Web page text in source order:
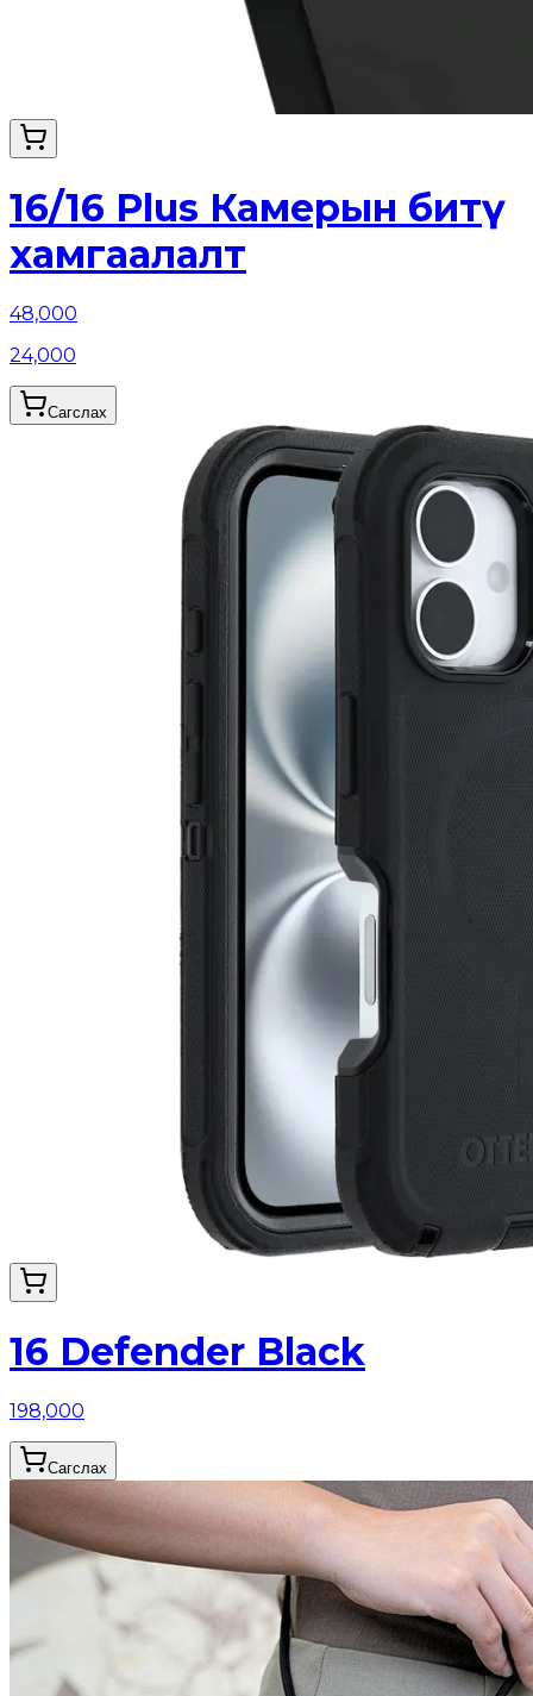
16/16 Plus Камерын битүү
хамгаалалт
48,000
24,000
Сагслах
16 Defender Black
198,000
Сагслах